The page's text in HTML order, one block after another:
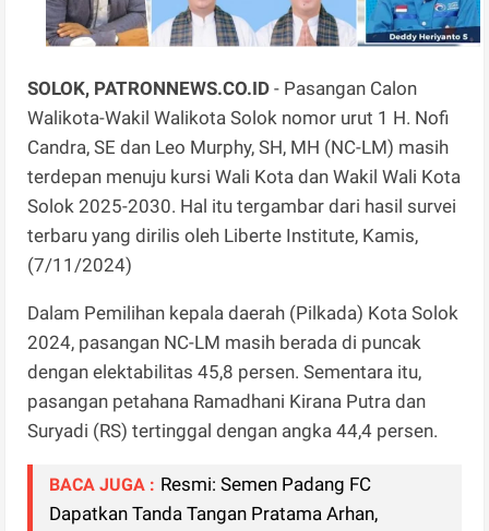
SOLOK, PATRONNEWS.CO.ID - Pasangan Calon
Walikota-Wakil Walikota Solok nomor urut 1 H. Nofi
Candra, SE dan Leo Murphy, SH, MH (NC-LM) masih
terdepan menuju kursi Wali Kota dan Wakil Wali Kota
Solok 2025-2030. Hal itu tergambar dari hasil survei
terbaru yang dirilis oleh Liberte Institute, Kamis,
(7/11/2024)
Dalam Pemilihan kepala daerah (Pilkada) Kota Solok
2024, pasangan NC-LM masih berada di puncak
dengan elektabilitas 45,8 persen. Sementara itu,
pasangan petahana Ramadhani Kirana Putra dan
Suryadi (RS) tertinggal dengan angka 44,4 persen.
BACA JUGA : Resmi: Semen Padang FC
Dapatkan Tanda Tangan Pratama Arhan,